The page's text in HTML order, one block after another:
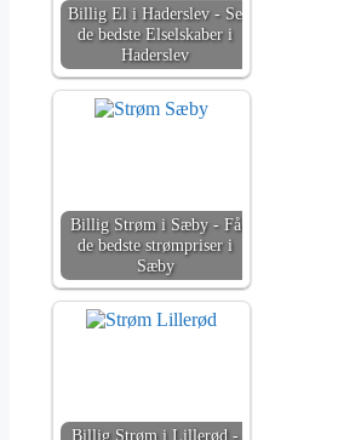
Billig El i Haderslev - Se
de bedste Elselskaber i
Haderslev
Billig Strøm i Sæby - Få
de bedste strømpriser i
Sæby
Billig Strøm i Lillerød -